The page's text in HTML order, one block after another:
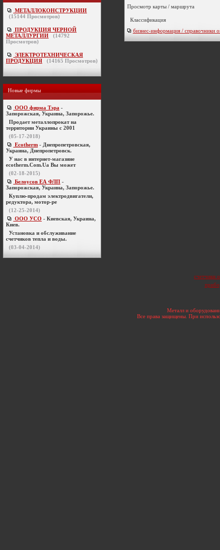
МЕТАЛЛОКОНСТРУКЦИИ
(15144 Просмотров)
ПРОДУКЦИЯ ЧЕРНОЙ
МЕТАЛЛУРГИИ
(14792
Просмотров)
ЭЛЕКТРОТЕХНИЧЕСКАЯ
ПРОДУКЦИЯ
(14165 Просмотров)
Новые фирмы
ООО фирма Тэра -
Запорожская, Украина, Запорожье.
Продает металлопрокат на
территории Украины с 2001
(05-17-2018)
Ecotherm - Днепропетровская,
Украина, Днепропетровск.
У нас в интернет-магазине
ecotherm.Com.Ua Вы может
(02-18-2015)
Белоусов ЕА ФЛП -
Запорожская, Украина, Запорожье.
Куплю-продам электродвигатели,
редуктора, мотор-ре
(12-25-2014)
ООО УСО - Киевская, Украина,
Киев.
Установка и обслуживание
счетчиков тепла и воды.
(03-04-2014)
Просмотр карты / маршрута
Классификация
бизнес-информация / справочники
счетчики
Металл и
Все права защищены. При